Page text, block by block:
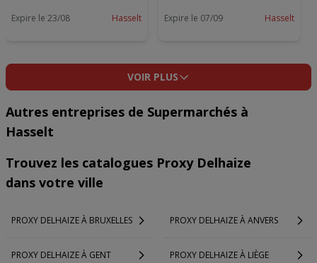
Expire le 23/08 Hasselt Expire le 07/09 Hasselt
VOIR PLUS
Autres entreprises de Supermarchés à
Hasselt
Trouvez les catalogues Proxy Delhaize
dans votre ville
PROXY DELHAIZE À BRUXELLES PROXY DELHAIZE À ANVERS
PROXY DELHAIZE À GENT PROXY DELHAIZE À LIÈGE